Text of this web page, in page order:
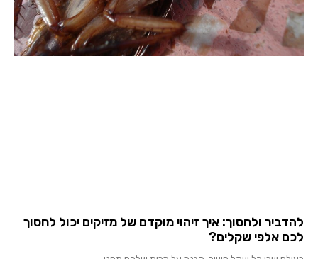
להדביר ולחסוך: איך זיהוי מוקדם של מזיקים יכול לחסוך
לכם אלפי שקלים?